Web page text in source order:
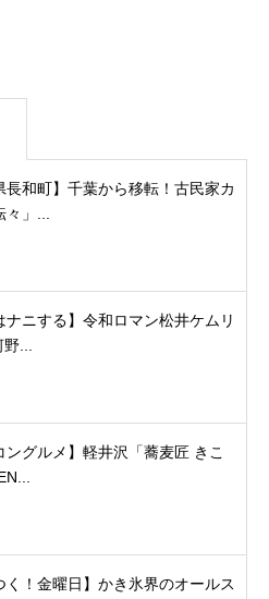
長和町】千葉から移転！古民家カ
」...
ナニする】令和ロマン松井ケムリ
...
ングルメ】軽井沢「蕎麦匠 きこ
く！金曜日】かき氷界のオールス